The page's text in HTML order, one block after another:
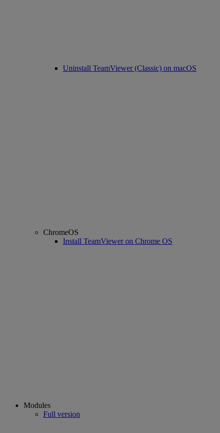
Uninstall TeamViewer (Classic) on macOS
ChromeOS
Install TeamViewer on Chrome OS
Modules
Full version